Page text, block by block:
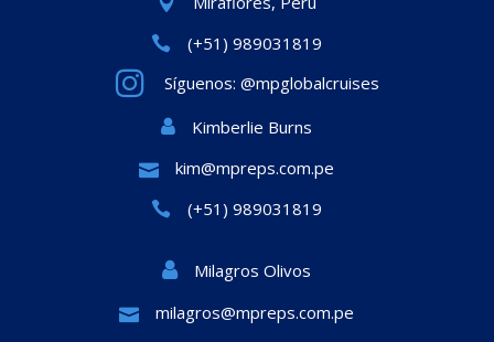
(+51) 989031819
Síguenos: @mpglobalcruises
Kimberlie Burns
kim@mpreps.com.pe
(+51) 989031819
Milagros Olivos
milagros@mpreps.com.pe